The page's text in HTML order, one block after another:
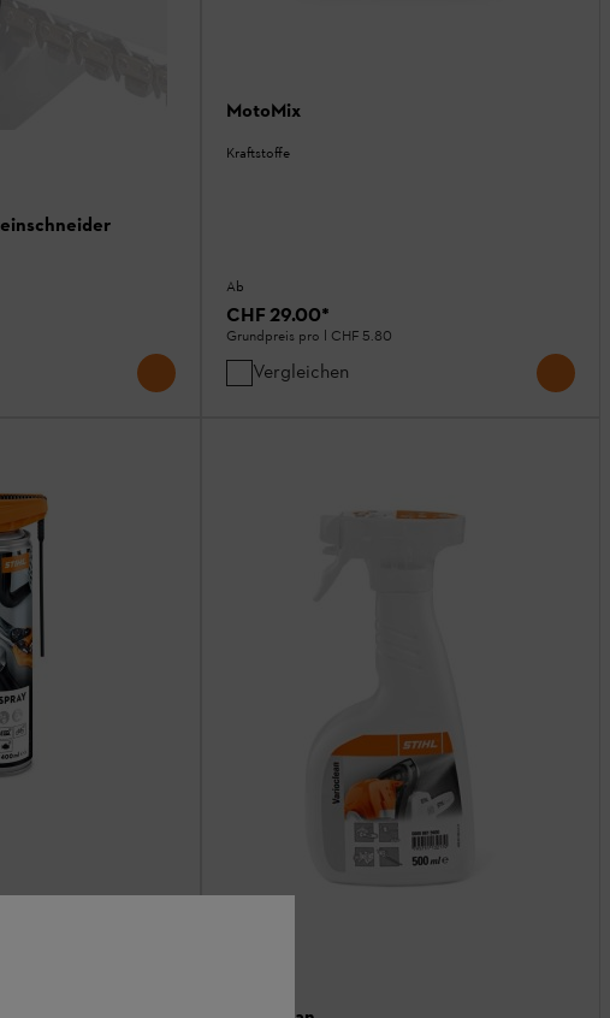
MotoMix
Kraftstoffe
Ab
CHF 29.00*
Grundpreis pro l CHF 5.80
Vergleichen